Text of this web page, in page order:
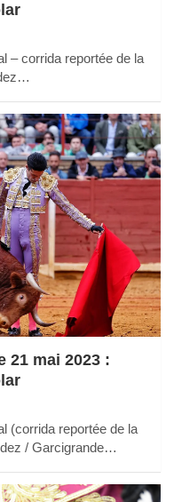
– corrida reportée de la
21 mai 2023 :
(corrida reportée de la
/ Garcigrande…